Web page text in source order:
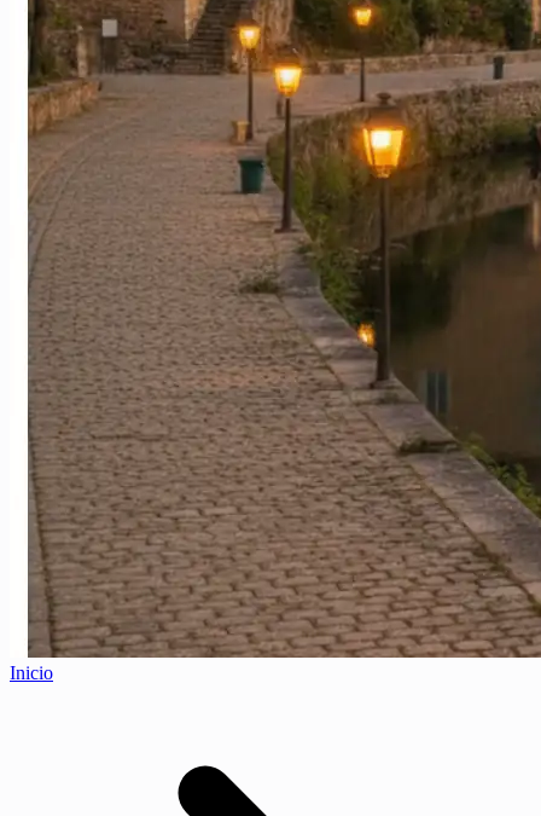
Inicio